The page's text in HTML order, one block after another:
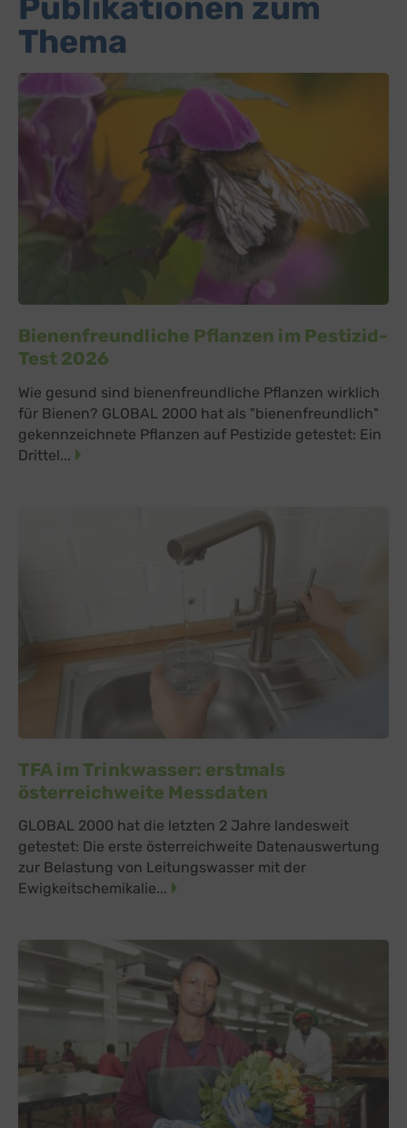
Thema
Bienenfreundliche Pflanzen im Pestizid-
Test 2026
Wie gesund sind bienenfreundliche Pflanzen wirklich
für Bienen? GLOBAL 2000 hat als "bienenfreundlich"
gekennzeichnete Pflanzen auf Pestizide getestet: Ein
Drittel...
TFA im Trinkwasser: erstmals
österreichweite Messdaten
GLOBAL 2000 hat die letzten 2 Jahre landesweit
getestet: Die erste österreichweite Datenauswertung
zur Belastung von Leitungswasser mit der
Ewigkeitschemikalie...